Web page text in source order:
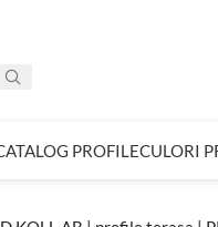
PROFILECULORI